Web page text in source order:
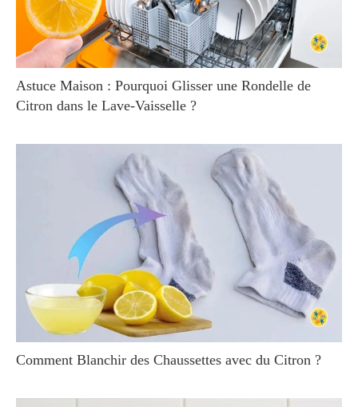
Astuce Maison : Pourquoi Glisser une Rondelle de
Citron dans le Lave-Vaisselle ?
Comment Blanchir des Chaussettes avec du Citron ?